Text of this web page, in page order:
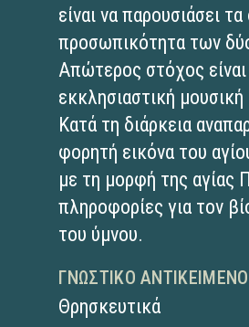
είναι να παρουσιάσει
προσωπικότητα των
Απώτερος στόχος
εκκλησιαστική
Κατά τη διάρκεια
φορητή εικόνα του
με τη μορφή της αγίας
πληροφορίες για τον
του ύμνου.
ΓΝΩΣΤΙΚΌ ΑΝΤΙΚΕΊΜΕΝΟ
Θρησκευτικά